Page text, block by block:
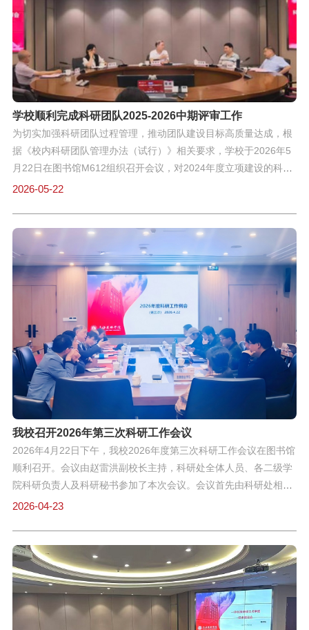
果上实现新突破。本次例会梳理了近期科研工作进展，明确了下一
阶段发力方向，对持续推动学校科研事业内涵式发展具有积极意
义。
学校顺利完成科研团队2025-2026中期评审工作
为切实加强科研团队过程管理，推动团队建设目标高质量达成，根
据《校内科研团队管理办法（试行）》相关要求，学校于2026年5
月22日在图书馆M612组织召开会议，对2024年度立项建设的科研
团队进行了第二次中期评审。本次评审涉及9个科研团队。学校高
二工业大学陈小卉教授，与赵雷洪副校长、科研处杨骁处长，共同
组成评审专家组。评审过程中，各团队负责人围绕团队建设计划书
既定目标，就自上一次评审以来的研究进展、阶段性成果、经费使
用、团队建设与人才培养情况等进行了系统汇报，并对照申报书内
容阐述了下一阶段的工作计划与重点。专家组在认真听取汇报、审
阅材料的基础上，与各团队进行了深入的质询与交流。专家组对各
科研团队已取得的阶段性成果给予了肯定，同时就进一步明确主攻
方向、强化特色凝练、加强内部协作机制、推进团队建设、以及提
升成果质量与影响力等方面，提出了具有前瞻性和指导性的评审意
见与优化建议。此次中期评审是对我校科研团队建设成效的一次重
要检验，旨在“以查促建、以查促管”。学校将依据专家组意见，持
2026-05-22
我校召开2026年第三次科研工作会议
2026年4月22日下午，我校2026年度第三次科研工作会议在图书馆
顺利召开。会议由赵雷洪副校长主持，科研处全体人员、各二级学
院科研负责人及科研秘书参加了本次会议。会议首先由科研处相关
负责同志就近期多项重点科研工作的推进情况进行了系统介绍，内
列学术讲座及其他各类学术活动的规划，以及学术专著资助出版工
作的具体安排。 随后，各二级学院科研负责人依次发言，汇报了本
学院近期的科研进展、取得的成果，并阐述了下一阶段的工作计划
与安排。赵雷洪副校长认真听取了各学院的汇报，与各学院进行了
深入交流，提出了明确的指导意见与工作部署。本次会议全面梳理
2026-04-23